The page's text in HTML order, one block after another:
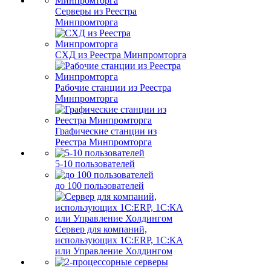
Серверы из Реестра
Минпромторга
СХД из Реестра Минпромторга
Рабочие станции из Реестра
Минпромторга
Графические станции из
Реестра Минпромторга
5-10 пользователей
до 100 пользователей
Сервер для компаний,
использующих 1C:ERP, 1С:КА
или Управление Холдингом